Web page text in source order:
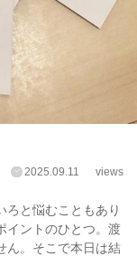
2025.09.11 views
ろと悩むこともあり
イントのひとつ。渡
ん。そこで本日は結